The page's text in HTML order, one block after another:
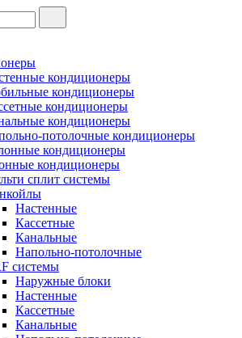
кондиционеры
кондиционеры
кондиционеры
кондиционеры
потолочные кондиционеры
кондиционеры
кондиционеры
сплит системы
Настенные
Кассетные
Канальные
Напольно-потолочные
системы
Наружные блоки
Настенные
Кассетные
Канальные